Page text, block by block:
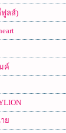
ฟูลส์)
ค์
ย